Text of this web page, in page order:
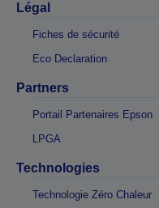
Légal
Fiches de sécurité
Eco Declaration
Partners
Portail Partenaires Epson
LPGA
Technologies
Technologie Zéro Chaleur